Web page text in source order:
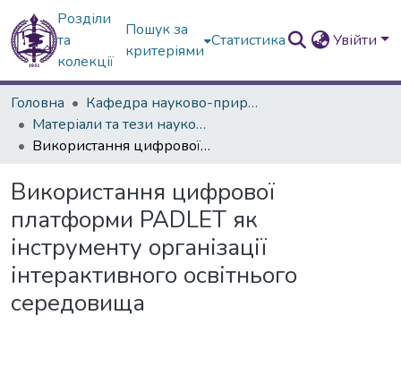
Розділи
та
колекції
Пошук за
критеріями
Статистика Увійти
Головна
Кафедра науково-природничих та математичних дисциплін
Матеріали та тези наукових конференцій
Використання цифрової платформи PADLET як інструменту організації інтерактивного освітнього середовища
Використання цифрової
платформи PADLET як
інструменту організації
інтерактивного освітнього
середовища